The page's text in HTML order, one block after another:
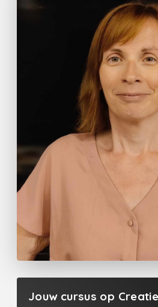
Jouw cursus op